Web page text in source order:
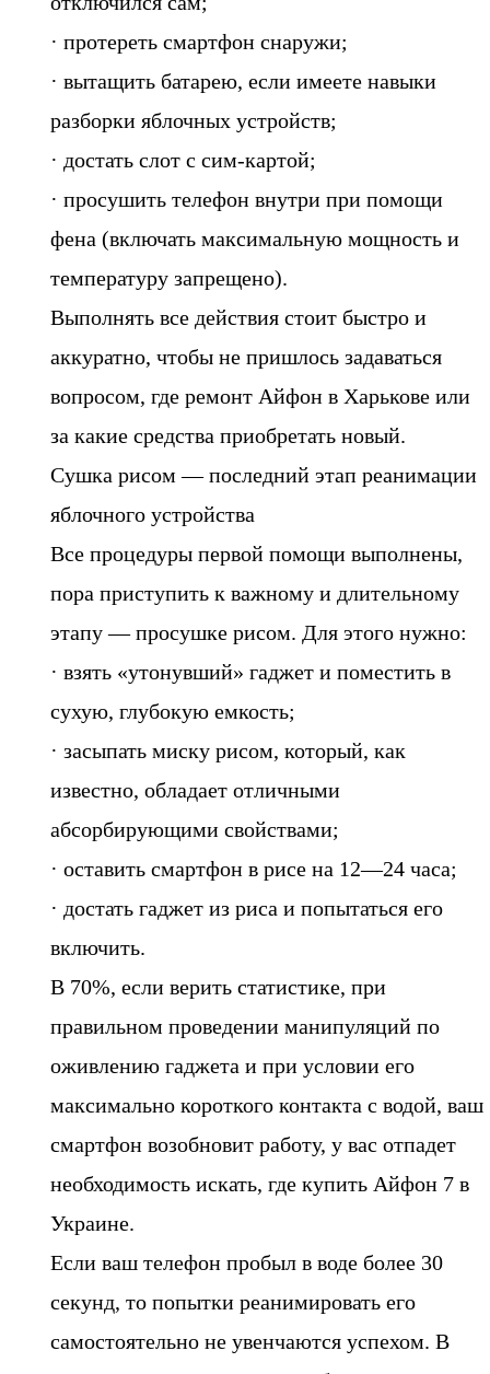
· протереть смартфон снаружи;
· вытащить батарею, если имеете навыки
разборки яблочных устройств;
· достать слот с сим-картой;
· просушить телефон внутри при помощи
фена (включать максимальную мощность и
температуру запрещено).
Выполнять все действия стоит быстро и
аккуратно, чтобы не пришлось задаваться
вопросом, где ремонт Айфон в Харькове или
за какие средства приобретать новый.
Сушка рисом — последний этап реанимации
яблочного устройства
Все процедуры первой помощи выполнены,
пора приступить к важному и длительному
этапу — просушке рисом. Для этого нужно:
· взять «утонувший» гаджет и поместить в
сухую, глубокую емкость;
· засыпать миску рисом, который, как
известно, обладает отличными
абсорбирующими свойствами;
· оставить смартфон в рисе на 12—24 часа;
· достать гаджет из риса и попытаться его
включить.
В 70%, если верить статистике, при
правильном проведении манипуляций по
оживлению гаджета и при условии его
максимально короткого контакта с водой, ваш
смартфон возобновит работу, у вас отпадет
необходимость искать, где купить Айфон 7 в
Украине.
Если ваш телефон пробыл в воде более 30
секунд, то попытки реанимировать его
самостоятельно не увенчаются успехом. В